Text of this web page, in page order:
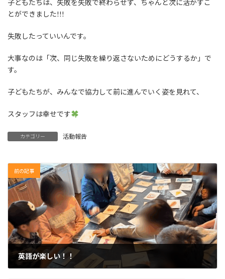
子どもたちは、失敗を失敗で終わらせず、ちゃんと次に活かすこ
とができました!!!
失敗したっていいんです。
大事なのは「次、同じ失敗を繰り返さないためにどうするか」で
す。
子どもたちが、みんなで協力して前に進んでいく姿を見れて、
スタッフは幸せです
カテゴリー 活動報告
前の記事
英語が楽しい！！